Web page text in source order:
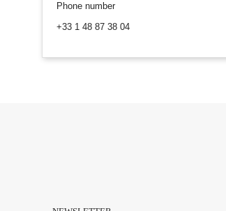
Phone number
+33 1 48 87 38 04